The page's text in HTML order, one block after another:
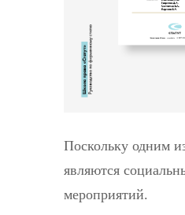
Поскольку одним
являются
мероприятий.